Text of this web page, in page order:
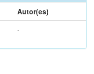
Autor(es)
-